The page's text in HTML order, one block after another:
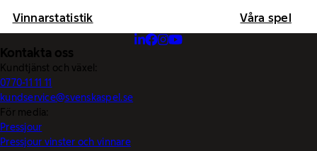
Vinnarstatistik Våra spel
Kontakta oss
Kundtjänst och växel:
0770-11 11 11
kundservice@svenskaspel.se
För media:
Pressjour
Pressjour vinster och vinnare